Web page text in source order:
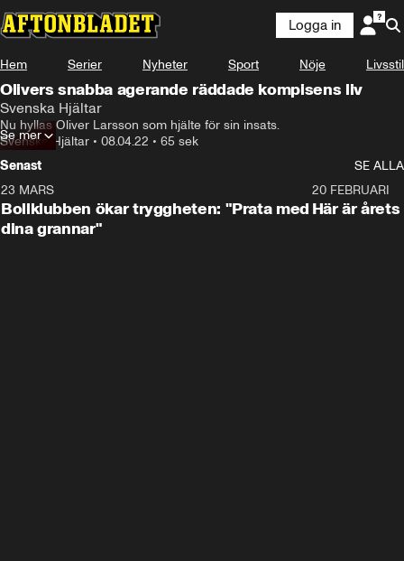
Logga in
Hem Serier Nyheter Sport Nöje Livsstil
Olivers snabba agerande räddade kompisens liv
Svenska Hjältar
Nu hyllas Oliver Larsson som hjälte för sin insats.
Svenska Hjältar • 08.04.22 • 65 sek
Se mer
Senast
SE ALLA
23 MARS
Bollklubben ökar tryggheten: "Prata med
dina grannar"
20 FEBRUARI
Här är